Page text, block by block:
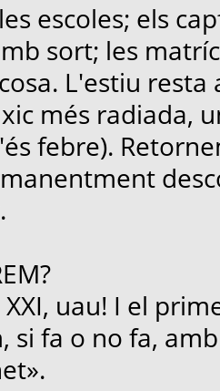
escoles; els
sort; les
L'estiu
més radiada,
febre).
XXI, uau! I el
si fa o no fa,